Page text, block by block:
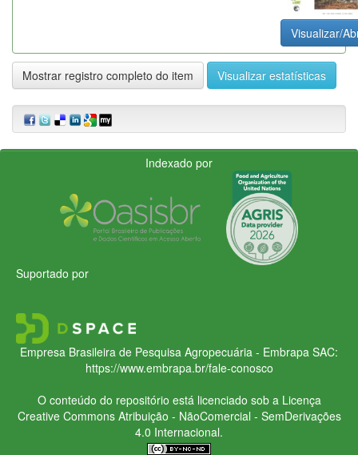
Visualizar/
Mostrar registro completo do item Visualizar estatísticas
Indexado por
Suportado por
Empresa Brasileira de Pesquisa Agropecuária - Embrapa SAC:
https://www.embrapa.br/fale-conosco
O conteúdo do repositório está licenciado sob a Licença
Creative CommonsAtribuição - NãoComercial - SemDerivações
4.0 Internacional.